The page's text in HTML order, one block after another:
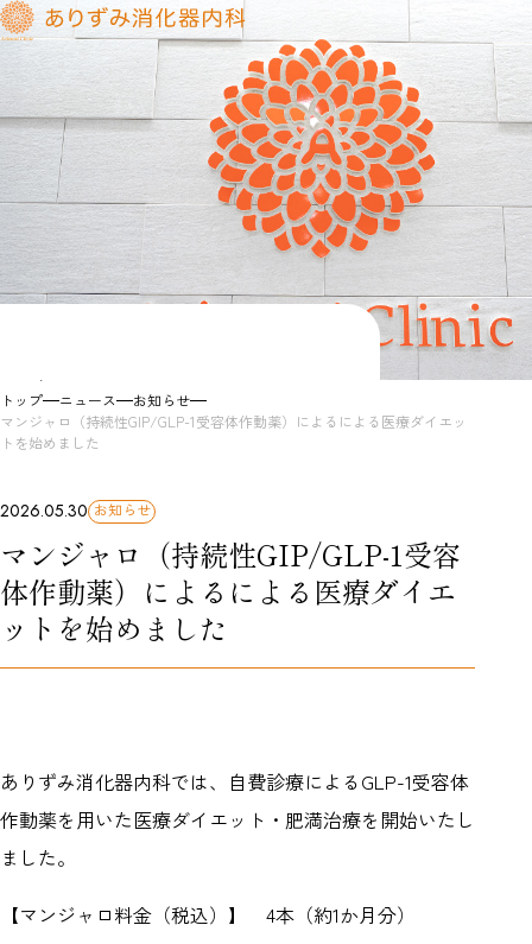
トップ ニュース
お知らせ
マンジャロ（持続性GIP/GLP-1受容体作動薬）によるによる医療ダイエッ
トを始めました
2026.05.30 お知らせ
マンジャロ（持続性GIP/GLP-1受容
体作動薬）によるによる医療ダイエ
ットを始めました
ありずみ消化器内科では、自費診療によるGLP-1受容体
作動薬を用いた医療ダイエット・肥満治療を開始いたし
ました。
【マンジャロ料金（税込）】 4本（約1か月分）